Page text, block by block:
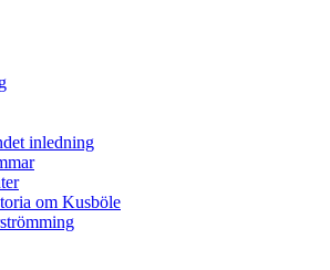
inledning
om Kusböle